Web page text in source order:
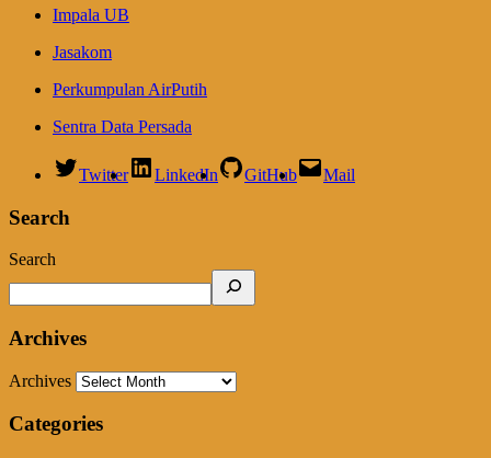
Impala UB
Jasakom
Perkumpulan AirPutih
Sentra Data Persada
Twitter LinkedIn GitHub Mail
Search
Search
Archives
Archives
Categories